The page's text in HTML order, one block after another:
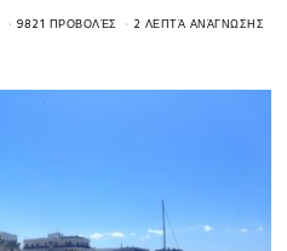
9821 ΠΡΟΒΟΛΈΣ 2 ΛΕΠΤΆ ΑΝΆΓΝΩΣΗΣ